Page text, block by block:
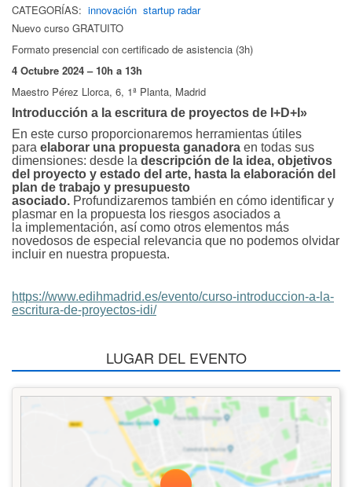
CATEGORÍAS: innovación startup radar
Nuevo curso GRATUITO
Formato presencial con certificado de asistencia (3h)
4 Octubre 2024 – 10h a 13h
Maestro Pérez Llorca, 6, 1ª Planta, Madrid
Introducción a la escritura de proyectos de I+D+I»
En este curso proporcionaremos herramientas útiles
para elaborar una propuesta ganadora en todas sus
dimensiones: desde la descripción de la idea, objetivos
del proyecto y estado del arte, hasta la elaboración del
plan de trabajo y presupuesto
asociado. Profundizaremos también en cómo identificar y
plasmar en la propuesta los riesgos asociados a
la implementación, así como otros elementos más
novedosos de especial relevancia que no podemos olvidar
incluir en nuestra propuesta.
https://www.edihmadrid.es/evento/curso-introduccion-a-la-
escritura-de-proyectos-idi/
LUGAR DEL EVENTO